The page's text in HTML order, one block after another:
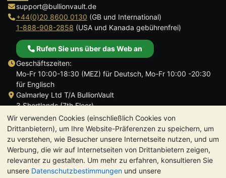
Wir verwenden Cookies (einschließlich Cookies von
Drittanbietern), um Ihre Website-Präferenzen zu speichern, um
zu verstehen, wie Besucher unsere Internetseite nutzen, und um
Werbung, die wir auf Internetseiten von Drittanbietern zeigen,
relevanter zu gestalten. Um mehr zu erfahren, konsultieren Sie
unsere Datenschutzbestimmungen und unsere
support@bullionvault.de
+44(0)20 8600 0130 (GB und International)
1-888-908-2858 (USA und Kanada gebührenfrei)
Rufen Sie uns über das Web an
Geschäftszeiten:
Mo-Fr 10:00-18:30 (MEZ) für Deutsch, Mo-Fr 10:00 -20:30
für Englisch
Galmarley Ltd T/A BullionVault
3 Shortlands (7th Floor)
Hammersmith
London
W6 8DA
Großbritannien